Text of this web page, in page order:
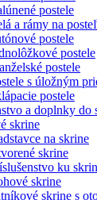
postele
a rámy na
postele
postele
postele
s úložným
postele
a doplnky do
skrine
na skrine
skrine
ku
skrine
skrine s